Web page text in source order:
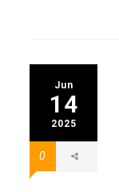
Jun
14
2025
0